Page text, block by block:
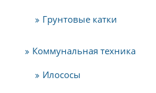
Грунтовые катки
Коммунальная техника
Илососы